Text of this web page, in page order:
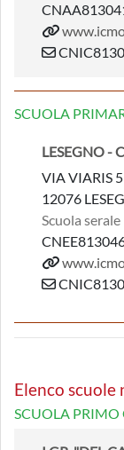
SCUOLA
LESEGNO -
VIA VIARIS 5
12076
Scuola serale
Elenco scuole
SCUOLA PRIMO